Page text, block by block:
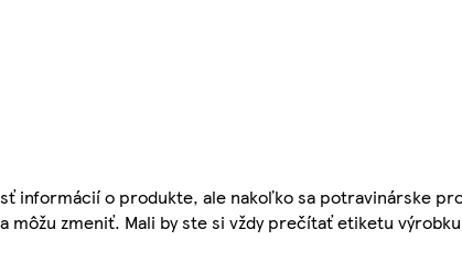
informácií o produkte, ale nakoľko sa potravinárske
môžu zmeniť. Mali by ste si vždy prečítať etiketu